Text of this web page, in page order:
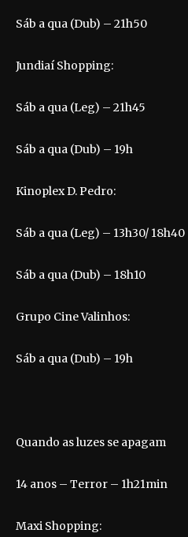
Sáb a qua (Dub) – 21h50
Jundiaí Shopping:
Sáb a qua (Leg) – 21h45
Sáb a qua (Dub) – 19h
Kinoplex D. Pedro:
Sáb a qua (Leg) – 13h30/ 18h40
Sáb a qua (Dub) – 18h10
Grupo Cine Valinhos:
Sáb a qua (Dub) – 19h
Quando as luzes se apagam
14 anos – Terror – 1h21min
Maxi Shopping: